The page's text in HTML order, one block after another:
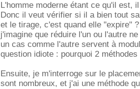
L'homme moderne étant ce qu'il est,
Donc il veut vérifier si il a bien tout
et le tirage, c'est quand elle "expire"
j'imagine que réduire l'un ou l'autre
un cas comme l'autre servent à
question idiote : pourquoi 2
Ensuite, je m'interroge sur le
sont nombreux, et j'ai une méthode